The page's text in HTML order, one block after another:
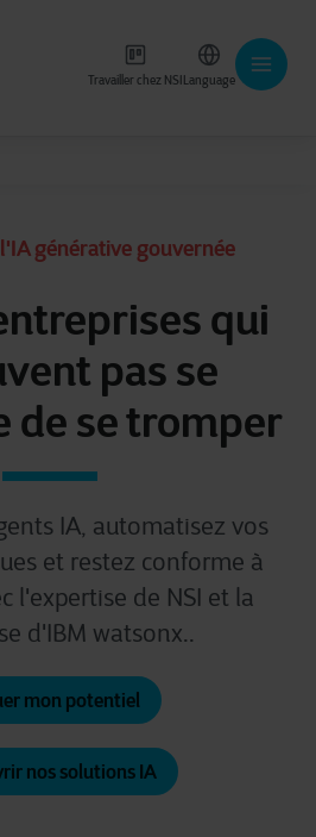
Travailler chez NSILanguage
générative gouvernée
qui
pas se
de se tromper
IA, automatisez vos
et restez conforme à
l'expertise de NSI et la
d'IBM watsonx..
mon potentiel
nos solutions IA